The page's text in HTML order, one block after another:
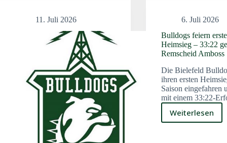
feiert
vor
der
11. Juli 2026
6. Juli 2026
Bulldogs feiern
Heimsieg – 33:22
Remscheid Amboss
Die Bielefeld
ihren ersten
Saison eingefahren
mit einem 33:22-
Weiterlesen
Bulldogs